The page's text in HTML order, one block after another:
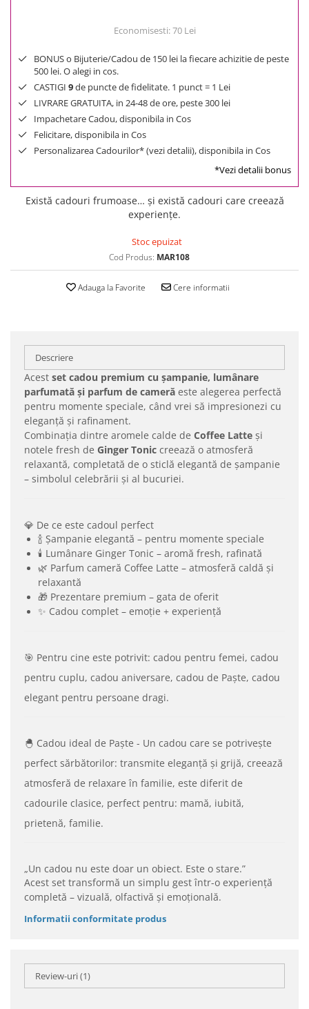
Economisesti:70 Lei
BONUS o Bijuterie/Cadou de 150 lei la fiecare achizitie de peste
500 lei. O alegi in cos.
CASTIGI 9de puncte de fidelitate. 1 punct = 1 Lei
LIVRARE GRATUITA, in 24-48 de ore, peste 300 lei
Impachetare Cadou, disponibila in Cos
Felicitare, disponibila in Cos
Personalizarea Cadourilor* (vezi detalii), disponibila in Cos
*Vezi detalii bonus
Există cadouri frumoase… și există cadouri care creează
experiențe.
Stoc epuizat
Cod Produs: MAR108
Adauga la Favorite Cere informatii
Descriere
Acest set cadou premium cu șampanie, lumânare
parfumată și parfum de cameră este alegerea perfectă
pentru momente speciale, când vrei să impresionezi cu
eleganță și rafinament.
Combinația dintre aromele calde de Coffee Latte și
notele fresh de Ginger Tonic creează o atmosferă
relaxantă, completată de o sticlă elegantă de șampanie
– simbolul celebrării și al bucuriei.
💎 De ce este cadoul perfect
🍾 Șampanie elegantă – pentru momente speciale
🕯️ Lumânare Ginger Tonic – aromă fresh, rafinată
🌿 Parfum cameră Coffee Latte – atmosferă caldă și
relaxantă
🎁 Prezentare premium – gata de oferit
✨ Cadou complet – emoție + experiență
🎯 Pentru cine este potrivit: cadou pentru femei, cadou
pentru cuplu, cadou aniversare, cadou de Paște, cadou
elegant pentru persoane dragi.
🐣 Cadou ideal de Paște - Un cadou care se potrivește
perfect sărbătorilor: transmite eleganță și grijă, creează
atmosferă de relaxare în familie, este diferit de
cadourile clasice, perfect pentru: mamă, iubită,
prietenă, familie.
„Un cadou nu este doar un obiect. Este o stare.”
Acest set transformă un simplu gest într-o experiență
completă – vizuală, olfactivă și emoțională.
Informatii conformitate produs
Review-uri(1)